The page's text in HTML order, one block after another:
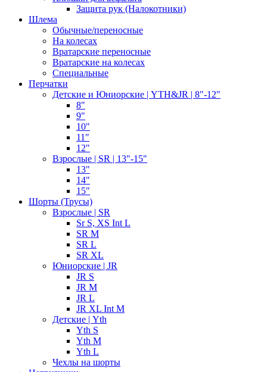
Защита рук (Налокотники)
Шлема
Обычные/переносные
На колесах
Вратарские переносные
Вратарские на колесах
Специальные
Перчатки
Детские и Юниорские | YTH&JR | 8"-12"
8"
9"
10"
11"
12"
Взрослые | SR | 13"-15"
13"
14"
15"
Шорты (Трусы)
Взрослые | SR
Sr S, XS Int L
SR M
SR L
SR XL
Юниорские | JR
JR S
JR M
JR L
JR XL Int M
Детские | Yth
Yth S
Yth M
Yth L
Чехлы на шорты